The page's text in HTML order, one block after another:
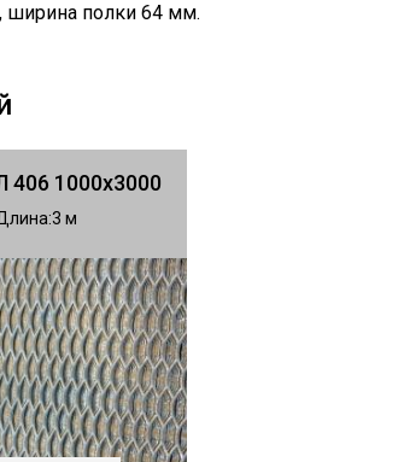
ширина полки 64 мм.
406 1000х3000
3